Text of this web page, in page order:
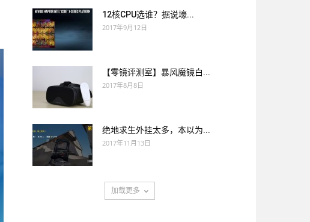
12核CPU选谁？据说壕...
2017年9月12日
【零镜评测室】暴风魔镜白...
2017年8月8日
绝地求生外挂太多，本以为...
2017年11月13日
加载更多